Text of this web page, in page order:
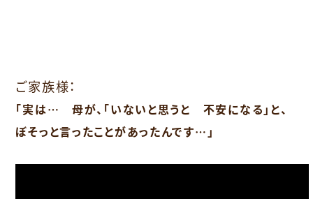
ご家族様：
「実は… 母が、「いないと思うと 不安になる」と、
ぼそっと言ったことがあったんです…」